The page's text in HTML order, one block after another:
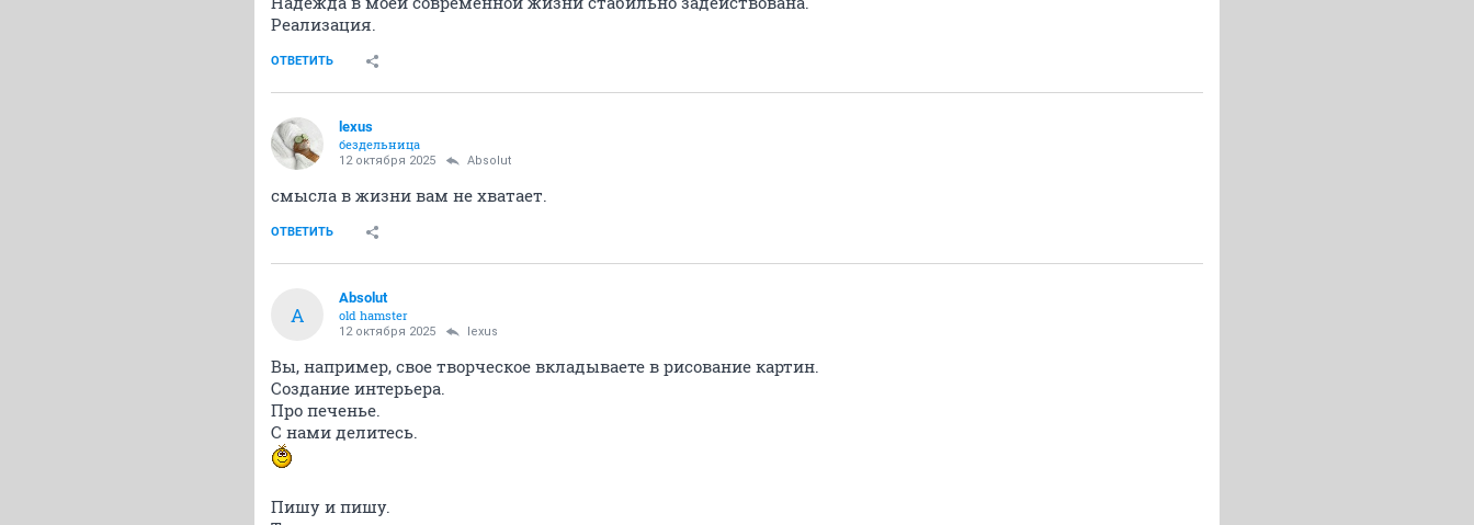
Реализация.
ОТВЕТИТЬ
lexus
бездельница
12 октября 2025 Absolut
смысла в жизни вам не хватает.
ОТВЕТИТЬ
A
Absolut
old hamster
12 октября 2025 lexus
Вы, например, свое творческое вкладываете в рисование картин.
Создание интерьера.
Про печенье.
С нами делитесь.
Пишу и пишу.